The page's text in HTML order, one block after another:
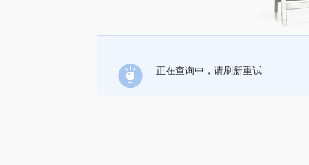
正在查询中，请刷新重试